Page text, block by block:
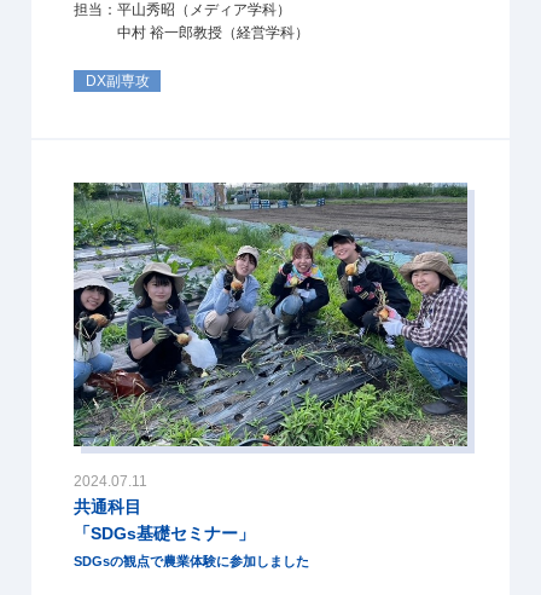
担当：平山秀昭（メディア学科）
中村 裕一郎教授（経営学科）
DX副専攻
2024.07.11
共通科目
「SDGs基礎セミナー」
SDGsの観点で農業体験に参加しました